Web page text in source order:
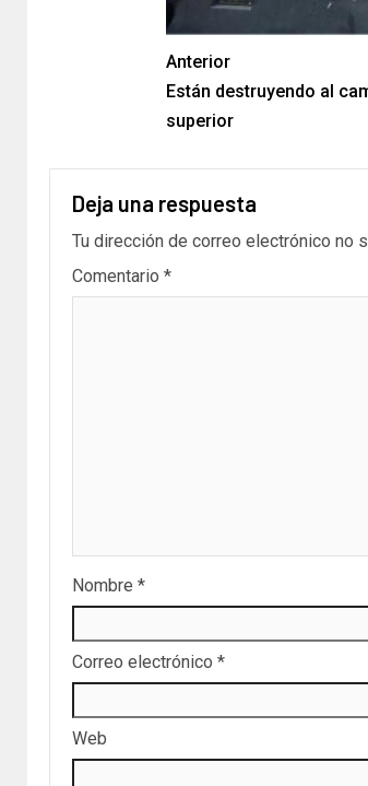
Anterior
Están destruyendo al
superior
Deja una respuesta
Tu dirección de correo electrónico no
Comentario *
Nombre *
Correo electrónico *
Web